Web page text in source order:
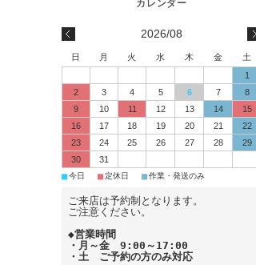
2026/08
日 月 火 水 木 金
土
1
2
3 4 5 6 7
8
9
10 11 12 13 14
15
16
17 18 19 20 21
22
23
24 25 26 27 28
29
30
31
■今日 ■定休日 ■作業・発送のみ
ご来店は予約制となります。
ご注意ください。
◆営業時間
・月～金 9:00～17:00
・土 ご予約の方のみ対応